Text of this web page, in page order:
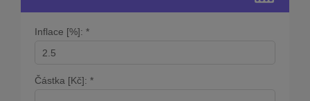
Inflace [%]: *
Částka [Kč]: *